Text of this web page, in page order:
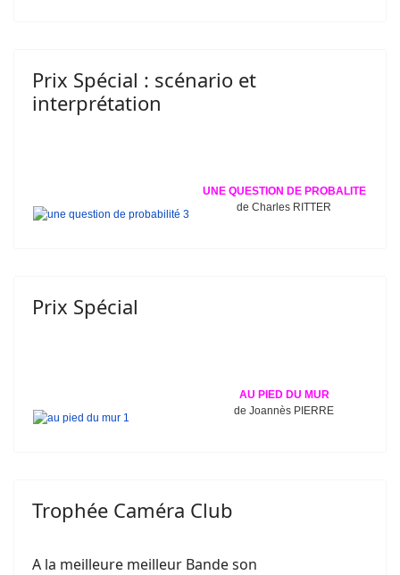
Prix Spécial : scénario et
interprétation
UNE QUESTION DE PROBALITE
de Charles RITTER
Prix Spécial
AU PIED DU MUR
de Joannès PIERRE
Trophée Caméra Club
A la meilleure meilleur Bande son